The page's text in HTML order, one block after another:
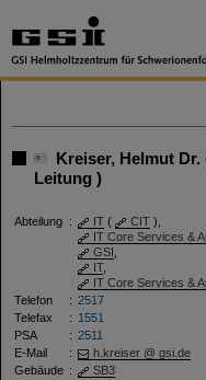
Kreiser, Helmut
Leitung )
Abteilung : IT ( CIT ),
IT Core Services &
GSI
IT,
IT Core Services &
Telefon
: 2517
Telefax
: 1551
PSA
: 2511
E-Mail
:
h.kreiser @ gsi.de
Gebäude :
SB3